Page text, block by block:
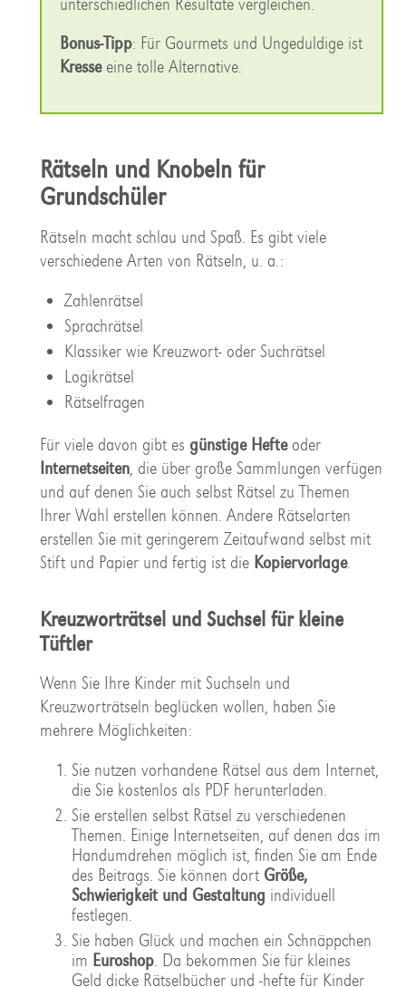
unterschiedlichen Resultate vergleichen.
Bonus-Tipp: Für Gourmets und Ungeduldige ist
Kresseeine tolle Alternative.
Rätseln und Knobeln für
Grundschüler
Rätseln macht schlau und Spaß. Es gibt viele
verschiedene Arten von Rätseln, u. a.:
Zahlenrätsel
Sprachrätsel
Klassiker wie Kreuzwort- oder Suchrätsel
Logikrätsel
Rätselfragen
Für viele davon gibt es günstige Hefteoder
Internetseiten, die über große Sammlungen verfügen
und auf denen Sie auch selbst Rätsel zu Themen
Ihrer Wahl erstellen können. Andere Rätselarten
erstellen Sie mit geringerem Zeitaufwand selbst mit
Stift und Papier und fertig ist die Kopiervorlage.
Kreuzworträtsel und Suchsel für kleine
Tüftler
Wenn Sie Ihre Kinder mit Suchseln und
Kreuzworträtseln beglücken wollen, haben Sie
mehrere Möglichkeiten:
Sie nutzen vorhandene Rätsel aus dem Internet,
die Sie kostenlos als PDF herunterladen.
Sie erstellen selbst Rätsel zu verschiedenen
Themen. Einige Internetseiten, auf denen das im
Handumdrehen möglich ist, finden Sie am Ende
des Beitrags. Sie können dort Größe,
Schwierigkeit und Gestaltung individuell
festlegen.
Sie haben Glück und machen ein Schnäppchen
im Euroshop. Da bekommen Sie für kleines
Geld dicke Rätselbücher und -hefte für Kinder